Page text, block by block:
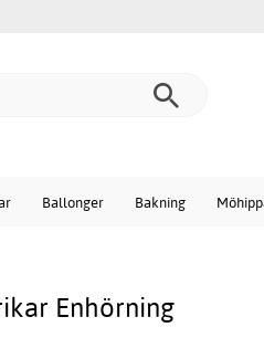
Ballonger Bakning
Enhörning